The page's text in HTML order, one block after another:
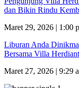
dan Bikin Rindu
Maret 29, 2026 | 1:00
Liburan Anda
Bersama Villa
Maret 27, 2026 | 9:29